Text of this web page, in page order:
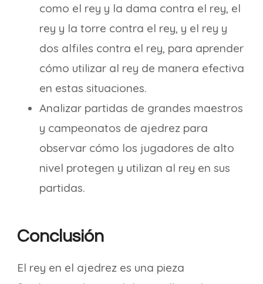
como el rey y la dama contra el rey, el
rey y la torre contra el rey, y el rey y
dos alfiles contra el rey, para aprender
cómo utilizar al rey de manera efectiva
en estas situaciones.
Analizar partidas de grandes maestros
y campeonatos de ajedrez para
observar cómo los jugadores de alto
nivel protegen y utilizan al rey en sus
partidas.
Conclusión
El rey en el ajedrez es una pieza